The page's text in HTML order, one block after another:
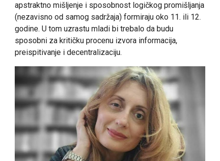
apstraktno mišljenje i sposobnost logičkog promišljanja
(nezavisno od samog sadržaja) formiraju oko 11. ili 12.
godine. U tom uzrastu mladi bi trebalo da budu
sposobni za kritičku procenu izvora informacija,
preispitivanje i decentralizaciju.